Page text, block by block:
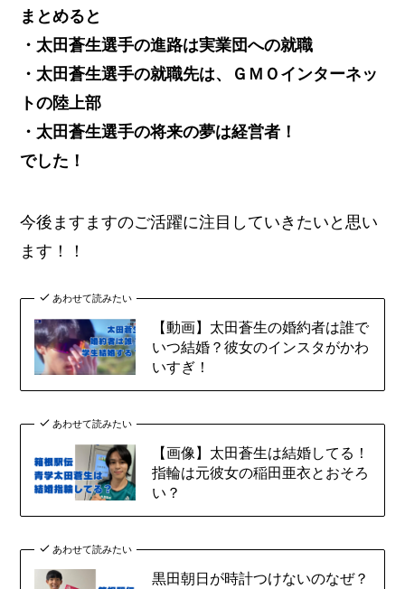
まとめると
・太田蒼生選手の進路は実業団への就職
・太田蒼生選手の就職先は、ＧＭＯインターネッ
トの陸上部
・太田蒼生選手の将来の夢は経営者！
でした！
今後ますますのご活躍に注目していきたいと思い
ます！！
あわせて読みたい
【動画】太田蒼生の婚約者は誰で
いつ結婚？彼女のインスタがかわ
いすぎ！
あわせて読みたい
【画像】太田蒼生は結婚してる！
指輪は元彼女の稲田亜衣とおそろ
い？
あわせて読みたい
黒田朝日が時計つけないのなぜ？